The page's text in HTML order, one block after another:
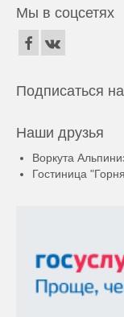
Мы в соцсетях
Подписаться
Наши друзья
Воркута
Гостиница